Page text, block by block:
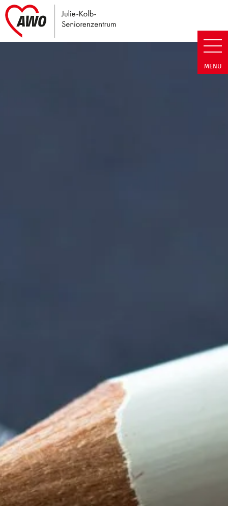
Julie-Kolb-Seniorenzentrum |
MENÜ